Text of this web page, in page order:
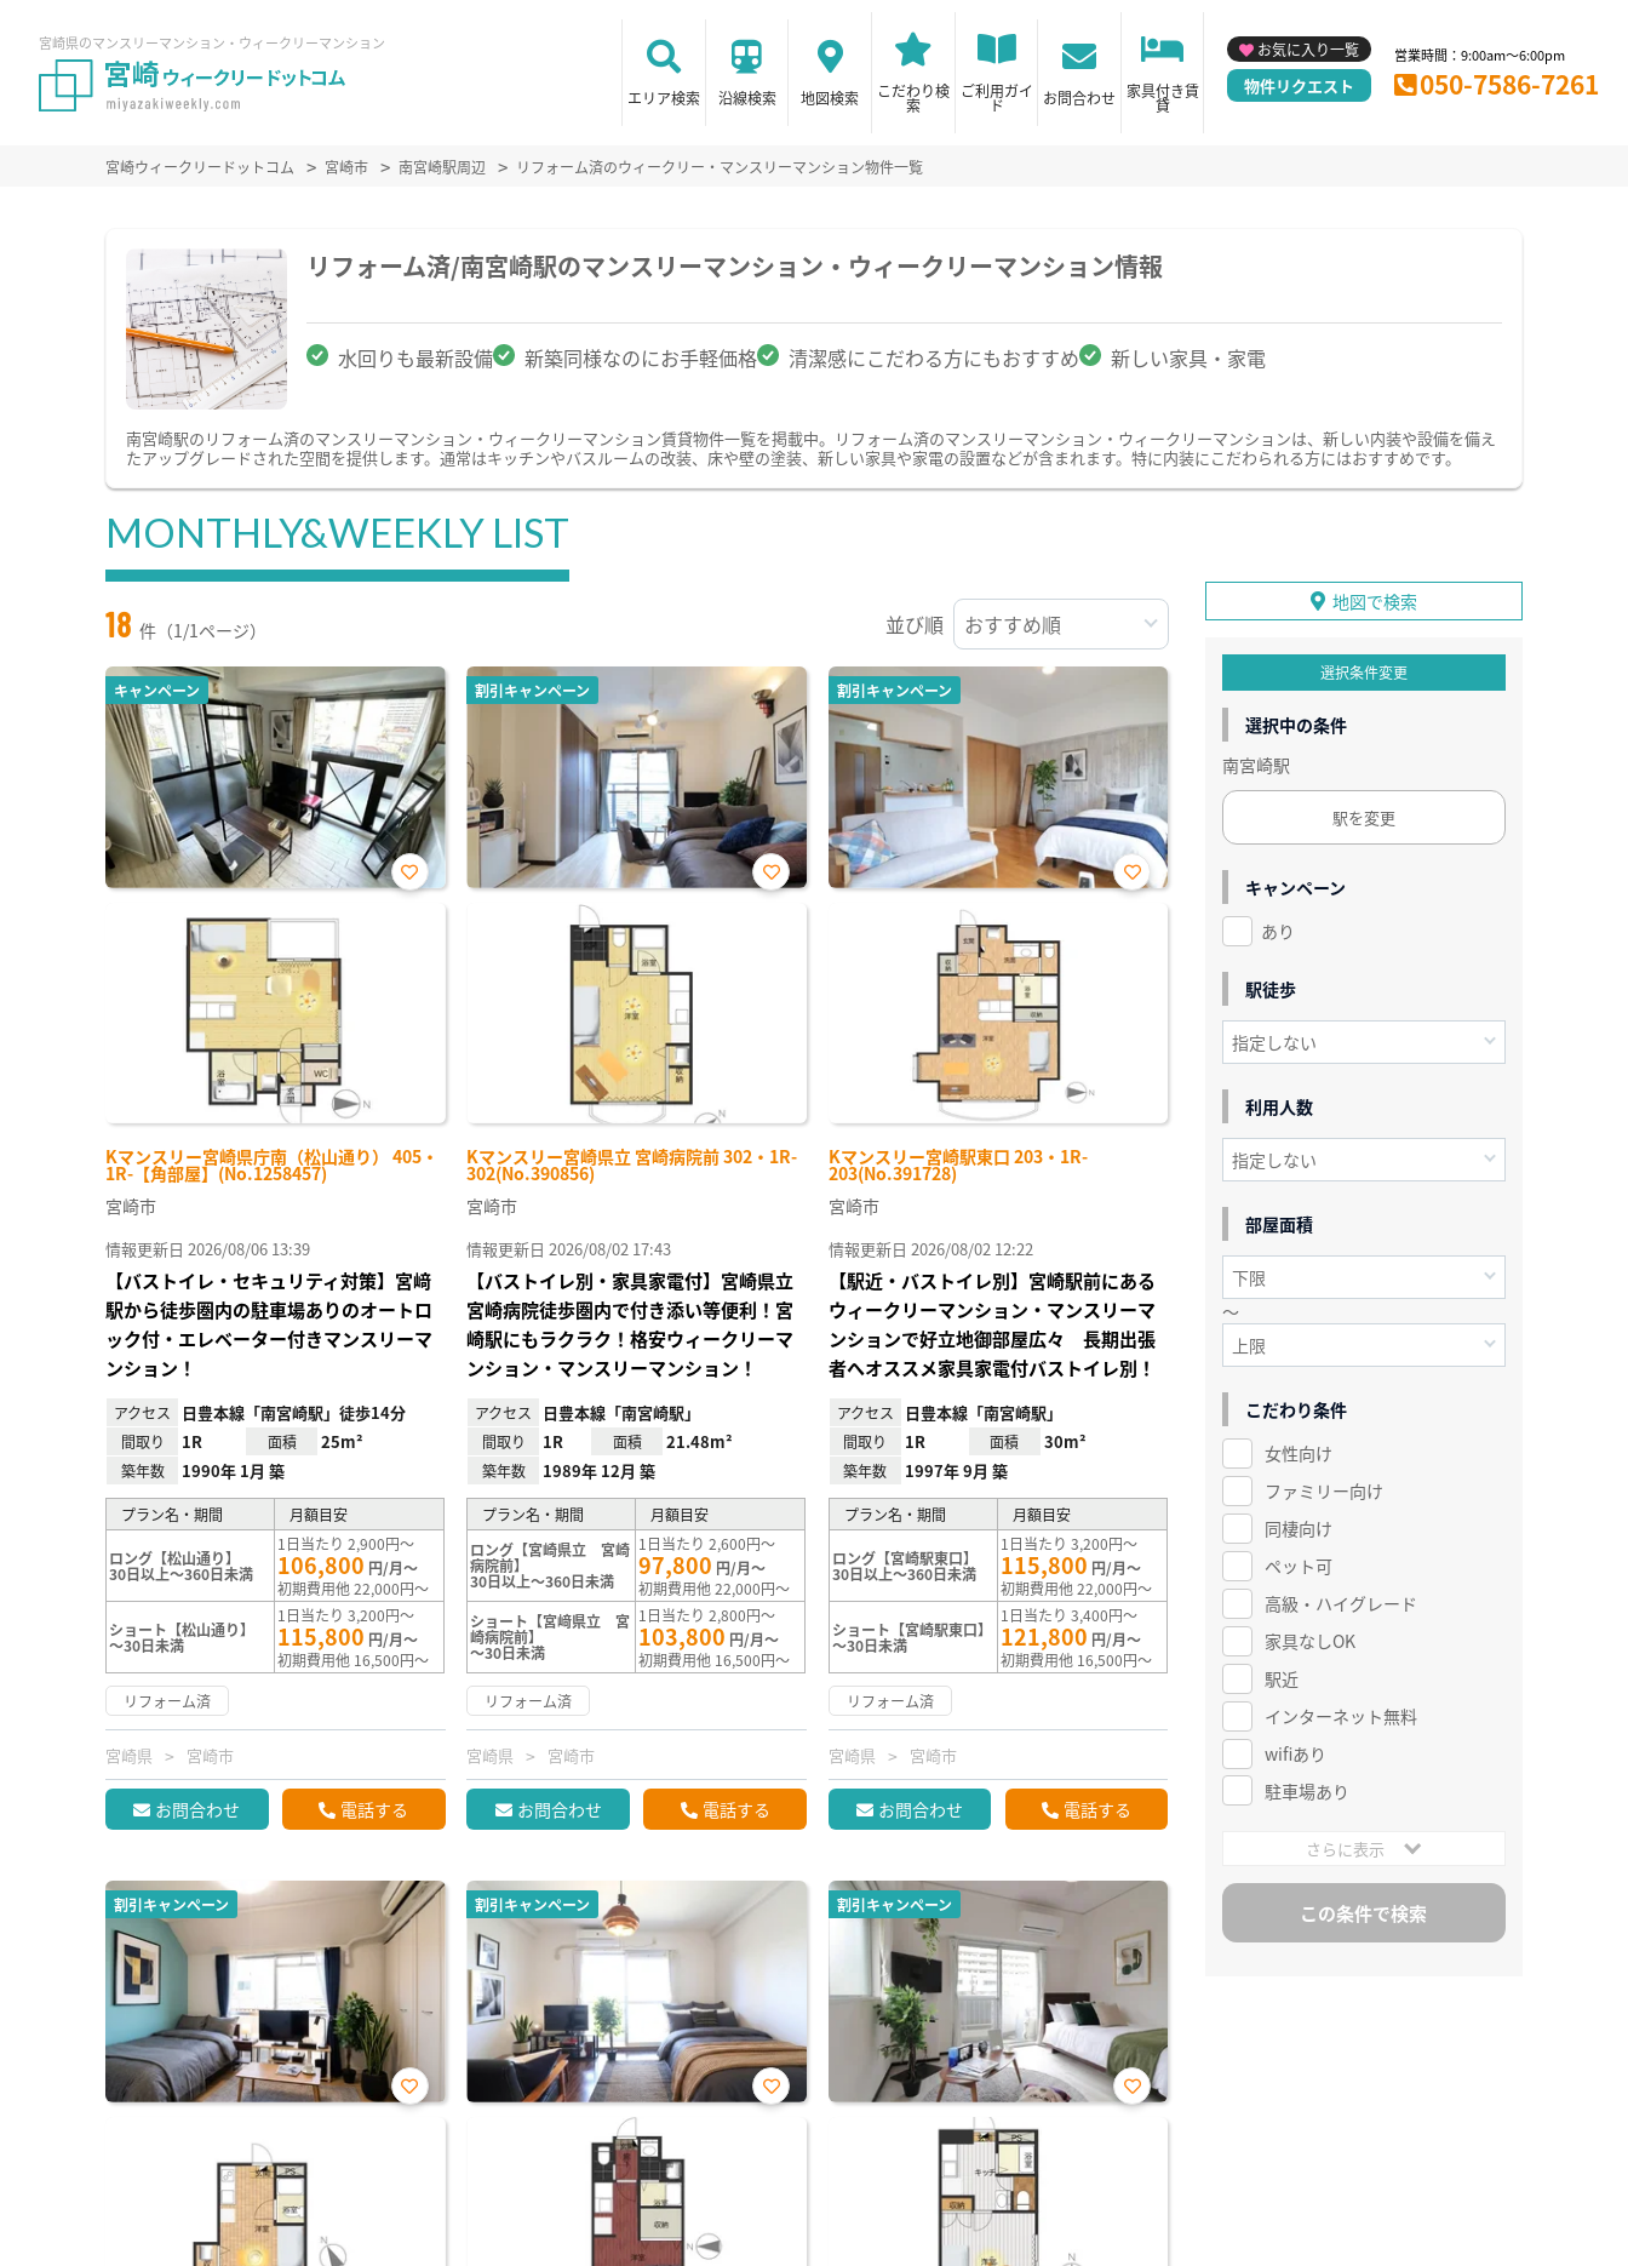
宮崎県のマンスリーマンション・ウィークリーマンション
エリア検索 沿線検索 地図検索 こだわり検
索
ご利用ガイ
ド お問合わせ 家具付き賃
貸
お気に入り一覧
物件リクエスト
営業時間：9:00am～6:00pm
050-7586-7261
宮崎ウィークリードットコム 宮崎市 南宮崎駅周辺 リフォーム済のウィークリー・マンスリーマンション物件一覧
リフォーム済/南宮崎駅のマンスリーマンション・ウィークリーマンション情報
水回りも最新設備 新築同様なのにお手軽価格 清潔感にこだわる方にもおすすめ 新しい家具・家電
南宮崎駅のリフォーム済のマンスリーマンション・ウィークリーマンション賃貸物件一覧を掲載中。リフォーム済のマンスリーマンション・ウィークリーマンションは、新しい内装や設備を備え
たアップグレードされた空間を提供します。通常はキッチンやバスルームの改装、床や壁の塗装、新しい家具や家電の設置などが含まれます。特に内装にこだわられる方にはおすすめです。
MONTHLY&WEEKLY LIST
18 件（1/1ページ） 並び順
キャンペーン
Kマンスリー宮崎県庁南（松山通り） 405・
1R-【角部屋】(No.1258457)
お気
宮崎市
情報更新日 2026/08/06 13:39
【バストイレ・セキュリティ対策】宮﨑
駅から徒歩圏内の駐車場ありのオートロ
ック付・エレベーター付きマンスリーマ
ンション！
アクセス 日豊本線「南宮崎駅」徒歩14分
間取り 1R 面積 25m²
築年数 1990年 1月 築
プラン名・期間 月額目安
ロング【松山通り】
30日以上～360日未満
1日当たり 2,900円～
106,800 円/月～
初期費用他 22,000円～
ショート【松山通り】
～30日未満
1日当たり 3,200円～
115,800 円/月～
初期費用他 16,500円～
リフォーム済
宮崎県 宮崎市
お問合わせ 電話する
割引キャンペーン
Kマンスリー宮崎県立 宮崎病院前 302・1R-
302(No.390856)
お気
宮崎市
情報更新日 2026/08/02 17:43
【バストイレ別・家具家電付】宮崎県立
宮崎病院徒歩圏内で付き添い等便利！宮
崎駅にもラクラク！格安ウィークリーマ
ンション・マンスリーマンション！
アクセス 日豊本線「南宮崎駅」
間取り 1R 面積 21.48m²
築年数 1989年 12月 築
プラン名・期間
月額目安
ロング【宮崎県立 宮崎
病院前】
30日以上～360日未満
1日当たり 2,600円～
97,800 円/月～
初期費用他 22,000円～
ショート【宮﨑県立 宮
崎病院前】
～30日未満
1日当たり 2,800円～
103,800 円/月～
初期費用他 16,500円～
リフォーム済
宮崎県 宮崎市
お問合わせ 電話する
割引キャンペーン
Kマンスリー宮崎駅東口 203・1R-
203(No.391728)
お気
宮崎市
情報更新日 2026/08/02 12:22
【駅近・バストイレ別】宮崎駅前にある
ウィークリーマンション・マンスリーマ
ンションで好立地御部屋広々 長期出張
者へオススメ家具家電付バストイレ別！
アクセス 日豊本線「南宮崎駅」
間取り 1R 面積 30m²
築年数 1997年 9月 築
プラン名・期間 月額目安
ロング【宮崎駅東口】
30日以上～360日未満
1日当たり 3,200円～
115,800 円/月～
初期費用他 22,000円～
ショート【宮崎駅東口】
～30日未満
1日当たり 3,400円～
121,800 円/月～
初期費用他 16,500円～
リフォーム済
宮崎県 宮崎市
お問合わせ 電話する
割引キャンペーン
お気
割引キャンペーン
お気
割引キャンペーン
お気
地図で検索
選択条件変更
選択中の条件
南宮崎駅
駅を変更
キャンペーン
あり
駅徒歩
利用人数
部屋面積
～
こだわり条件
女性向け
ファミリー向け
同棲向け
ペット可
高級・ハイグレード
家具なしOK
駅近
インターネット無料
wifiあり
駐車場あり
さらに表示